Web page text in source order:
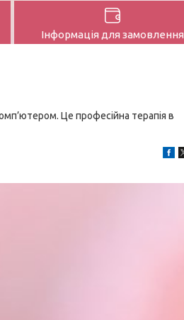
Інформація для замовлення
Це професійна терапія в